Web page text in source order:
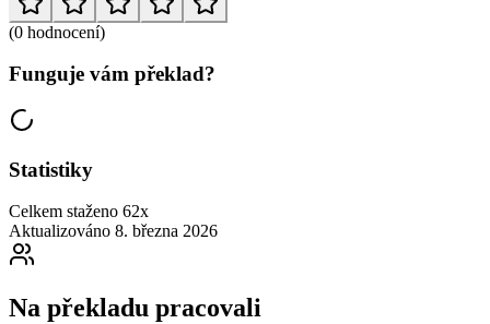
(0 hodnocení)
Funguje vám překlad?
Statistiky
Celkem staženo 62x
Aktualizováno 8. března 2026
Na překladu pracovali